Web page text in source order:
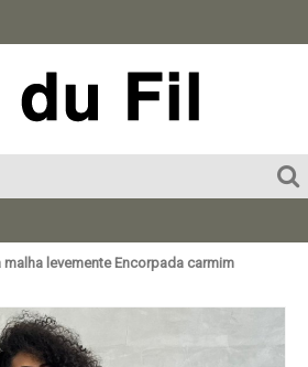
malha levemente Encorpada carmim